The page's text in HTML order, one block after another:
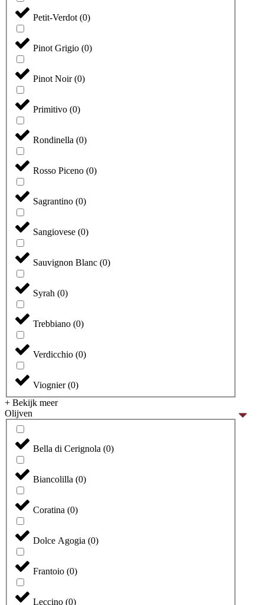
Petit-Verdot (0)
Pinot Grigio (0)
Pinot Noir (0)
Primitivo (0)
Rondinella (0)
Rosso Piceno (0)
Sagrantino (0)
Sangiovese (0)
Sauvignon Blanc (0)
Syrah (0)
Trebbiano (0)
Verdicchio (0)
Viognier (0)
+ Bekijk meer
Olijven
Bella di Cerignola (0)
Biancolilla (0)
Coratina (0)
Dolce Agogia (0)
Frantoio (0)
Leccino (0)